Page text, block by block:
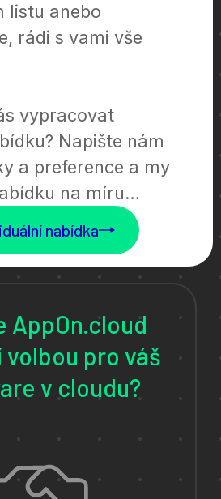
listu anebo
rádi s vami vše
vypracovat
Napište nám
a preference a my
na míru…
nabídka
AppOn.cloud
pro váš
v cloudu?